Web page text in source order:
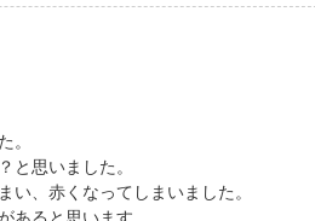
。
と思いました。
い、赤くなってしまいました。